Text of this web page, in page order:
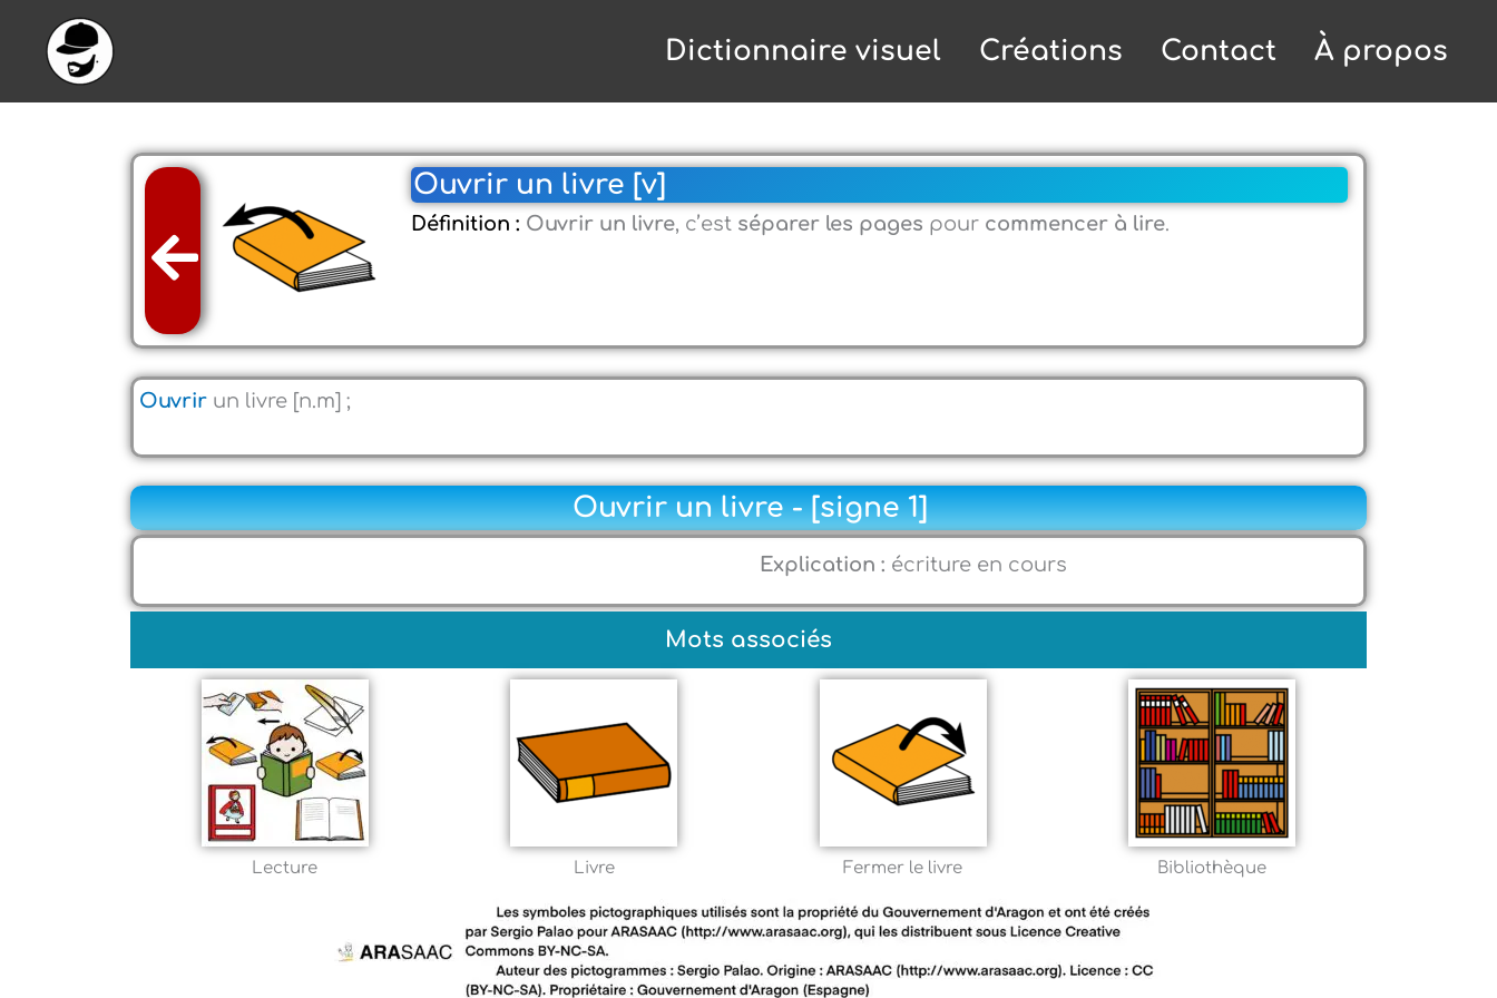
contenu
Dictionnaire visuel Créations Contact À propos
Ouvrir un livre [v]
Définition : Ouvrir un livre, c’est séparer les pages pour commencer à lire.
Ouvrir un livre [n.m] ;
Ouvrir un livre - [signe 1]
Explication : écriture en cours
Mots associés
Lecture Livre Fermer le livre Bibliothèque